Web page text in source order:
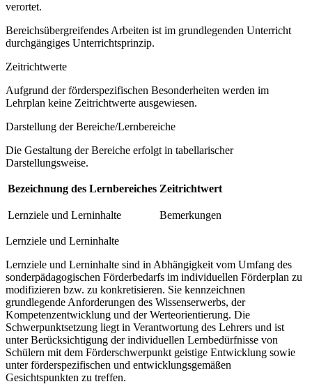
verortet.
Bereichsübergreifendes Arbeiten ist im grundlegenden Unterricht
durchgängiges Unterrichtsprinzip.
Zeitrichtwerte
Aufgrund der förderspezifischen Besonderheiten werden im
Lehrplan keine Zeitrichtwerte ausgewiesen.
Darstellung der Bereiche/Lernbereiche
Die Gestaltung der Bereiche erfolgt in tabellarischer
Darstellungsweise.
Bezeichnung des Lernbereiches Zeitrichtwert
Lernziele und Lerninhalte Bemerkungen
Lernziele und Lerninhalte
Lernziele und Lerninhalte sind in Abhängigkeit vom Umfang des
sonderpädagogischen Förderbedarfs im individuellen Förderplan zu
modifizieren bzw. zu konkretisieren. Sie kennzeichnen
grundlegende Anforderungen des Wissenserwerbs, der
Kompetenzentwicklung und der Werteorientierung. Die
Schwerpunktsetzung liegt in Verantwortung des Lehrers und ist
unter Berücksichtigung der individuellen Lernbedürfnisse von
Schülern mit dem Förderschwerpunkt geistige Entwicklung sowie
unter förderspezifischen und entwicklungsgemäßen
Gesichtspunkten zu treffen.